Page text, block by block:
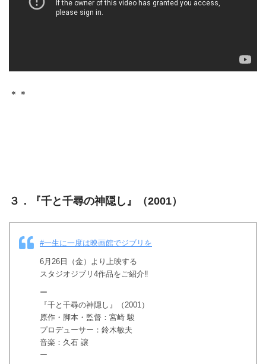
＊＊
３．『千と千尋の神隠し 』（2001）
#一生に一度は映画館でジブリを
6月26日（金）より上映する
スタジオジブリ4作品をご紹介‼️
ー
『千と千尋の神隠し』（2001）
原作・脚本・監督：宮崎 駿
プロデューサー：鈴木敏夫
音楽：久石 譲
ー